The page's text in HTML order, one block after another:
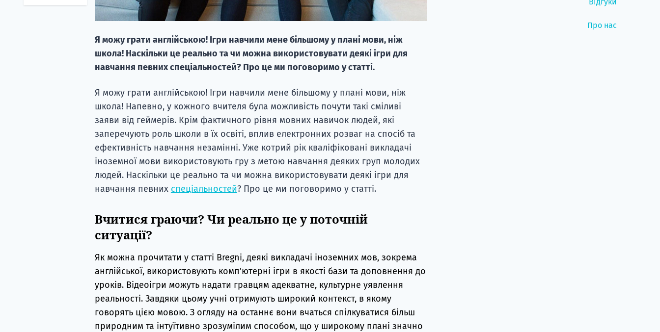
Я можу грати англійською! Ігри навчили мене більшому у плані мови, ніж
школа! Наскільки це реально та чи можна використовувати деякі ігри для
навчання певних спеціальностей? Про це ми поговоримо у статті.
Я можу грати англійською! Ігри навчили мене більшому у плані мови, ніж
школа! Напевно, у кожного вчителя була можливість почути такі сміливі
заяви від геймерів. Крім фактичного рівня мовних навичок людей, які
заперечують роль школи в їх освіті, вплив електронних розваг на спосіб та
ефективність навчання незамінні. Уже котрий рік кваліфіковані викладачі
іноземної мови використовують гру з метою навчання деяких груп молодих
людей. Наскільки це реально та чи можна використовувати деякі ігри для
навчання певних спеціальностей? Про це ми поговоримо у статті.
Вчитися граючи? Чи реально це у поточній
ситуації?
Як можна прочитати у статті Bregni, деякі викладачі іноземних мов, зокрема
англійської, використовують комп'ютерні ігри в якості бази та доповнення до
уроків. Відеоігри можуть надати гравцям адекватне, культурне уявлення
реальності. Завдяки цьому учні отримують широкий контекст, в якому
говорять цією мовою. З огляду на останнє вони вчаться спілкуватися більш
природним та інтуїтивно зрозумілим способом, що у широкому плані значно
Про нас